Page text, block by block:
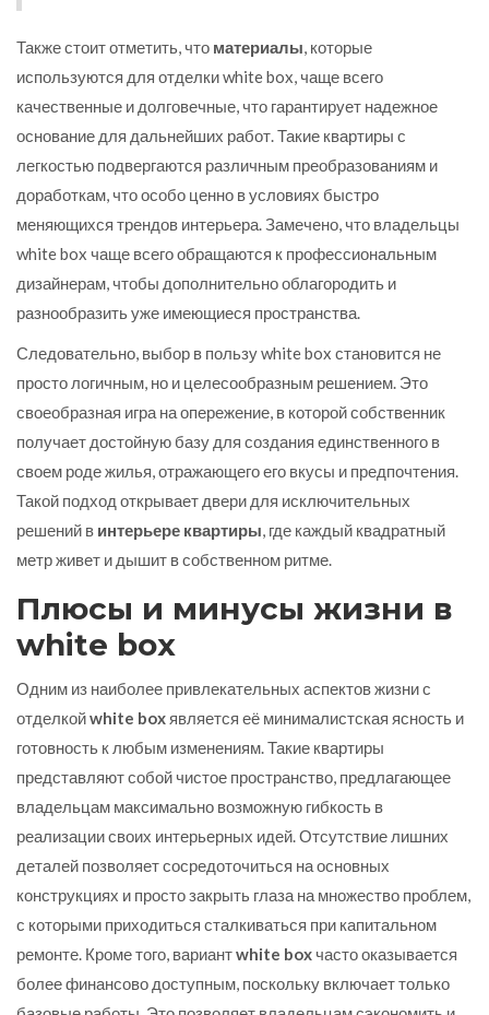
Также стоит отметить, что материалы, которые
используются для отделки white box, чаще всего
качественные и долговечные, что гарантирует надежное
основание для дальнейших работ. Такие квартиры с
легкостью подвергаются различным преобразованиям и
доработкам, что особо ценно в условиях быстро
меняющихся трендов интерьера. Замечено, что владельцы
white box чаще всего обращаются к профессиональным
дизайнерам, чтобы дополнительно облагородить и
разнообразить уже имеющиеся пространства.
Следовательно, выбор в пользу white box становится не
просто логичным, но и целесообразным решением. Это
своеобразная игра на опережение, в которой собственник
получает достойную базу для создания единственного в
своем роде жилья, отражающего его вкусы и предпочтения.
Такой подход открывает двери для исключительных
решений в интерьере квартиры, где каждый квадратный
метр живет и дышит в собственном ритме.
Плюсы и минусы жизни в
white box
Одним из наиболее привлекательных аспектов жизни с
отделкойwhite box является её минималистская ясность и
готовность к любым изменениям. Такие квартиры
представляют собой чистое пространство, предлагающее
владельцам максимально возможную гибкость в
реализации своих интерьерных идей. Отсутствие лишних
деталей позволяет сосредоточиться на основных
конструкциях и просто закрыть глаза на множество проблем,
с которыми приходиться сталкиваться при капитальном
ремонте. Кроме того, вариантwhite box часто оказывается
более финансово доступным, поскольку включает только